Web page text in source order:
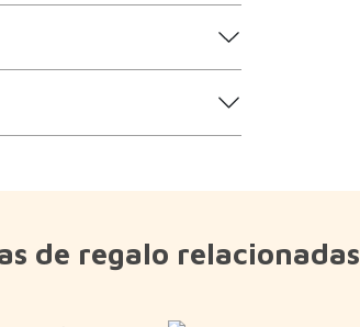
de regalo relacionadas